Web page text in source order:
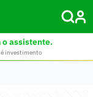
o assistente.
investimento